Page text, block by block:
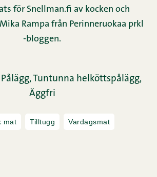
för Snellman.fi av kocken och
Rampa från Perinneruokaa prkl
-bloggen.
Pålägg,Tuntunna helköttspålägg,
Äggfri
mat Tilltugg Vardagsmat